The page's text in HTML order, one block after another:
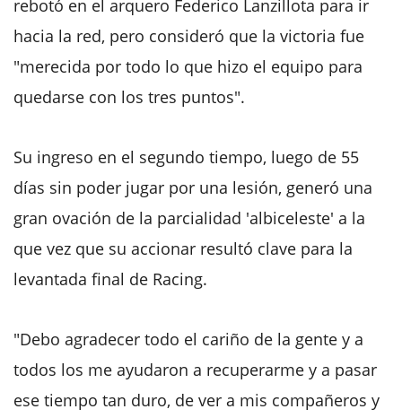
rebotó en el arquero Federico Lanzillota para ir
hacia la red, pero consideró que la victoria fue
"merecida por todo lo que hizo el equipo para
quedarse con los tres puntos".
Su ingreso en el segundo tiempo, luego de 55
días sin poder jugar por una lesión, generó una
gran ovación de la parcialidad 'albiceleste' a la
que vez que su accionar resultó clave para la
levantada final de Racing.
"Debo agradecer todo el cariño de la gente y a
todos los me ayudaron a recuperarme y a pasar
ese tiempo tan duro, de ver a mis compañeros y